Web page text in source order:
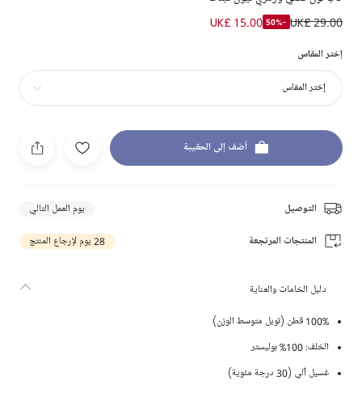
UK£ 29.00
-50%
UK£ 15.00
إختر المقاس
إختر المقاس
أضف إلى الحقيبة
التوصيل يوم العمل التالي
المنتجات المرتجعة 28 يوم لإرجاع المنتج
دليل الخامات والعناية
100% قطن (تويل متوسط الوزن)
الخلف: 100% بوليستر
غسيل آلي (30 درجة مئوية)